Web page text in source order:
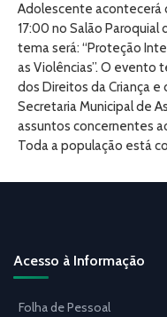
Adolescente acontecerá
17:00 no Salão Paroquial
tema será: “Proteção
as Violências”. O evento
dos Direitos da Criança
Secretaria Municipal de
assuntos concernentes
Toda a população está
Acesso à Informação
Folha de Pessoal